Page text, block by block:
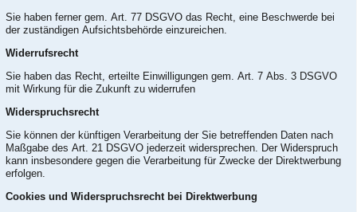
Sie haben ferner gem. Art. 77 DSGVO das Recht, eine Beschwerde bei
der zuständigen Aufsichtsbehörde einzureichen.
Widerrufsrecht
Sie haben das Recht, erteilte Einwilligungen gem. Art. 7 Abs. 3 DSGVO
mit Wirkung für die Zukunft zu widerrufen
Widerspruchsrecht
Sie können der künftigen Verarbeitung der Sie betreffenden Daten nach
Maßgabe des Art. 21 DSGVO jederzeit widersprechen. Der Widerspruch
kann insbesondere gegen die Verarbeitung für Zwecke der Direktwerbung
erfolgen.
Cookies und Widerspruchsrecht bei Direktwerbung